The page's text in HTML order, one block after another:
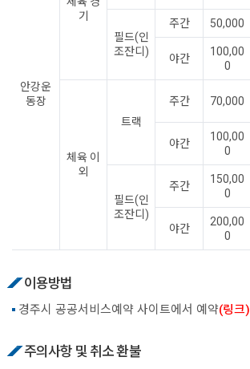
안강운
동장
기
필드(인
조잔디)
주간 50,000
야간
100,00
0
체육 이
외
트랙
주간 70,000
야간
100,00
0
필드(인
조잔디)
주간
150,00
0
야간
200,00
0
이용방법
경주시 공공서비스예약 사이트에서 예약(링크)
주의사항 및 취소 환불